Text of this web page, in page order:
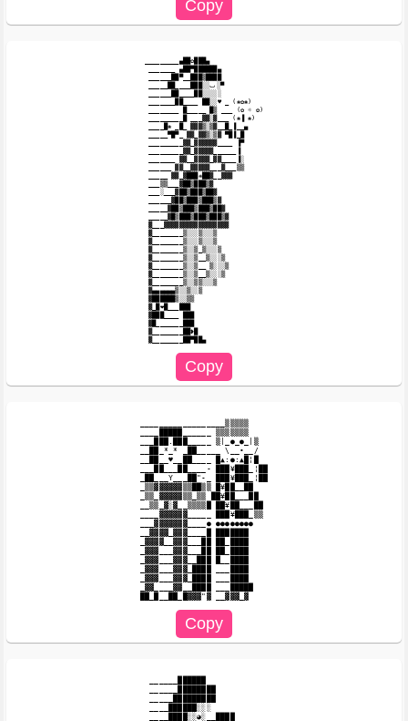
_________▄██✿███▄
_______ ▄██▀██████▄
______██▀__███▒████
_____██____███░░ٮ░▀
______██____██░░░░░
_______██____ ██░░♥ _ (❀✿❀)
________ █_____ █▒ ___ (✿ ☼ ✿)
_________█ ___▓▓░▓___ (❀▐ ❀)
____█❀ _█_ ▓▓▓▒░▒▓__█_▐__▄
_____▀█▀_ ▓▓_▓▓▒░▒▓ ▀█▐_█
_________▓▓_▓▓▓▓▓▓____ ▐▀
_________▓▓_▓▓▓▓▓______▐
_______ ▓▓__▓▓▓▓_▓▓____▐░
______ ▓▓__▓▓▓▓▓___▓___▒▒
_____ ▓▓_▓███❋██▓__▓▓▓
___▒▒___▓██▒███▒▓
___░___▓██▒███▒██▓
______▓██▒███▒███▒▓
_____▓██▒███▒███▒██▓
_____▓█▒███▒███▒███▒▓
▓___▓▓▓▓▓▓▓▓▓▓▓▓▓▓▓▓▓
▓________▒░░░▒░░░▒
▓________▒░░░▒░░░▒
▓________▒░░▒_▒░░░▒
▓________▒░░▒__▒░░░▒
▓________▒░░▒__ ▒░░░▒
▓________▒░░▒__▒░░░▒
▓________▒░░▒▒░░░▒
▓▄▄▄▄▄▄▒░░▒░░▒
▓██████▒░░▒▒
▓_█❤█___███
▓███____ ███
▓█_______███
▓________██❥█
▓________██▀██▄
__________________▒▒▒▒▒
____█████______ ▒▒▒▒▒▒▒
___███.███_____ ▒|_●_●_|▒
__██_*_* _██_____ \__•__/
__██__♥__██____ █▲:●:▲█¦█
___██___██____- ███¥███_¦██
_██___Y___██"-_ ███¥███_¦██
_▒▒▓▓▓▓▓▓▒▒██▒▒ █¥██__██
_▒▒_▓▓▓▓▓▒▒_▒▒ ██¥██___██
__▒▒_▓░▓__▒▒▒▒█ ██¥██___██
____▓▓▓▓▓▓_____ ███¥███_▒▒
___▓▓▓▓▓▓▓____● ●●●●●●●●
__▓▓▓▓_▓▓▓____█ ███████
_▓▓▓▓__▓▓▓___██ ██_████
_▓▓▓___▓▓▓___██ ██_████
_▓▓▓___▓▓▓__███ █__████
_▓▓▓___▓▓▓_████ ___████
_▓▓▓___▓▓▓_████ ___████
_▓▓____▓▓__████ ___█████
____██████░░░
____████░░◕░__████